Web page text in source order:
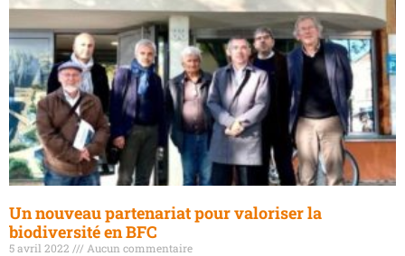
Un nouveau partenariat pour valoriser la
biodiversité en BFC
5 avril 2022 Aucun commentaire